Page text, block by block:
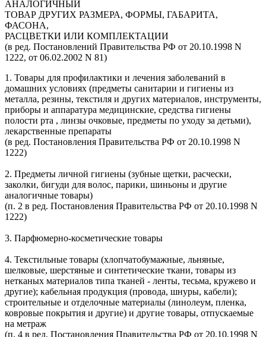
АНАЛОГИЧНЫЙ
ТОВАР ДРУГИХ РАЗМЕРА, ФОРМЫ, ГАБАРИТА,
ФАСОНА,
РАСЦВЕТКИ ИЛИ КОМПЛЕКТАЦИИ
(в ред. Постановлений Правительства РФ от 20.10.1998 N
1222, от 06.02.2002 N 81)
1. Товары для профилактики и лечения заболеваний в
домашних условиях (предметы санитарии и гигиены из
металла, резины, текстиля и других материалов, инструменты,
приборы и аппаратура медицинские, средства гигиены
полости рта , линзы очковые, предметы по уходу за детьми),
лекарственные препараты
(в ред. Постановления Правительства РФ от 20.10.1998 N
1222)
2. Предметы личной гигиены (зубные щетки, расчески,
заколки, бигуди для волос, парики, шиньоны и другие
аналогичные товары)
(п. 2 в ред. Постановления Правительства РФ от 20.10.1998 N
1222)
3. Парфюмерно-косметические товары
4. Текстильные товары (хлопчатобумажные, льняные,
шелковые, шерстяные и синтетические ткани, товары из
нетканых материалов типа тканей - ленты, тесьма, кружево и
другие); кабельная продукция (провода, шнуры, кабели);
строительные и отделочные материалы (линолеум, пленка,
ковровые покрытия и другие) и другие товары, отпускаемые
на метраж
(п. 4 в ред. Постановления Правительства РФ от 20.10.1998 N